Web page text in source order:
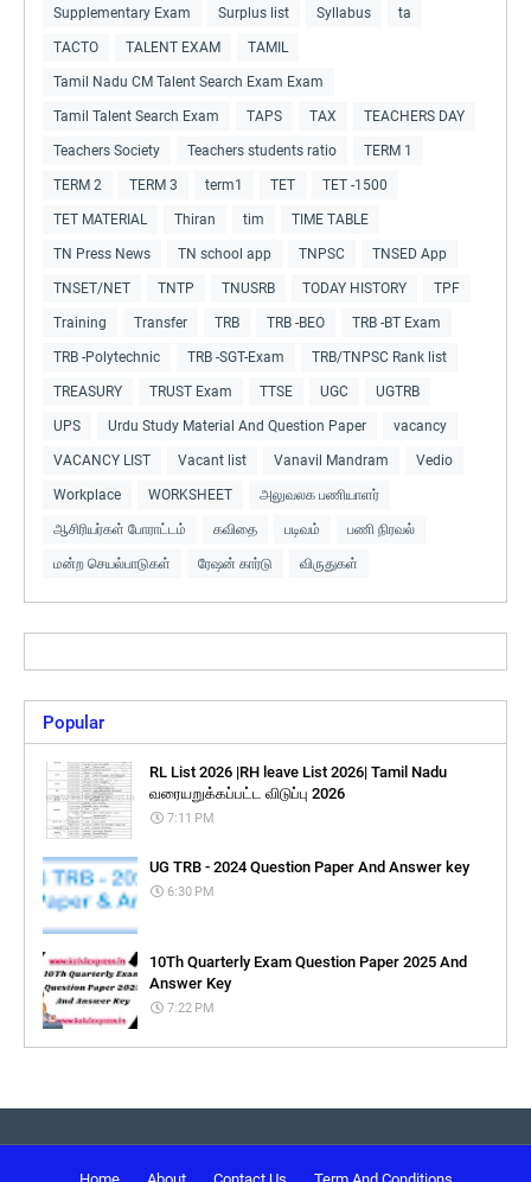
Supplementary Exam Surplus list Syllabus ta
TACTO TALENT EXAM TAMIL
Tamil Nadu CM Talent Search Exam Exam
Tamil Talent Search Exam TAPS TAX TEACHERS DAY
Teachers Society Teachers students ratio TERM 1
TERM 2 TERM 3 term1 TET TET -1500
TET MATERIAL Thiran tim TIME TABLE
TN Press News TN school app TNPSC TNSED App
TNSET/NET TNTP TNUSRB TODAY HISTORY TPF
Training Transfer TRB TRB -BEO TRB -BT Exam
TRB -Polytechnic TRB -SGT-Exam TRB/TNPSC Rank list
TREASURY TRUST Exam TTSE UGC UGTRB
UPS Urdu Study Material And Question Paper vacancy
VACANCY LIST Vacant list Vanavil Mandram Vedio
Workplace WORKSHEET அலுவலக பணியாளர்
ஆசிரியர்கள் போராட்டம் கவிதை படிவம் பணி நிரவல்
மன்ற செயல்பாடுகள் ரேஷன் கார்டு விருதுகள்
Popular
RL List 2026 |RH leave List 2026| Tamil Nadu
வரையறுக்கப்பட்ட விடுப்பு 2026
7:11 PM
UG TRB - 2024 Question Paper And Answer key
6:30 PM
10Th Quarterly Exam Question Paper 2025 And
Answer Key
7:22 PM